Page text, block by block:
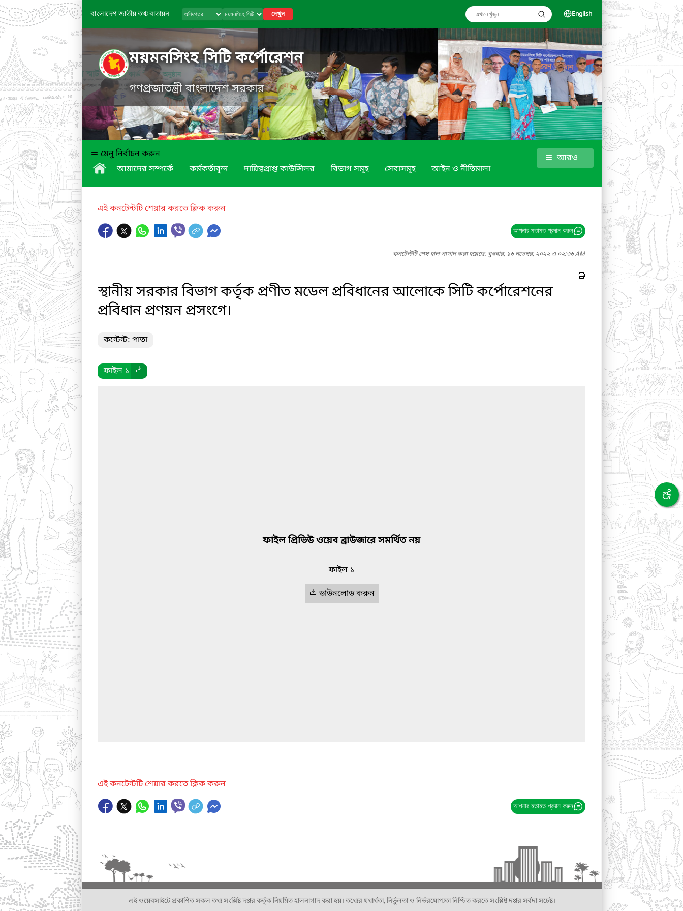
বাংলাদেশ জাতীয় তথ্য বাতায়ন দেখুন English
ময়মনসিংহ সিটি কর্পোরেশন
গণপ্রজাতন্ত্রী বাংলাদেশ সরকার
মেনু নির্বাচন করুন
আমাদের সম্পর্কে
কর্মকর্তাবৃন্দ দায়িত্বপ্রাপ্ত কাউন্সিলর বিভাগ সমূহ সেবাসমূহ আইন ও নীতিমালা
আরও
এই কনটেন্টটি শেয়ার করতে ক্লিক করুন
আপনার মতামত প্রদান করুন
কনটেন্টটি শেষ হাল-নাগাদ করা হয়েছে: বুধবার, ১৬ নভেম্বর, ২০২২ এ ০২:৩৬ AM
স্থানীয় সরকার বিভাগ কর্তৃক প্রণীত মডেল প্রবিধানের আলোকে সিটি কর্পোরেশনের
প্রবিধান প্রণয়ন প্রসংগে।
কন্টেন্ট: পাতা
ফাইল ১
ফাইল প্রিভিউ ওয়েব ব্রাউজারে সমর্থিত নয়
ফাইল ১
ডাউনলোড করুন
এই কনটেন্টটি শেয়ার করতে ক্লিক করুন
আপনার মতামত প্রদান করুন
এই ওয়েবসাইটে প্রকাশিত সকল তথ্য সংশ্লিষ্ট দপ্তর কর্তৃক নিয়মিত হালনাগাদ করা হয়। তথ্যের যথার্থতা, নির্ভুলতা ও নির্ভরযোগ্যতা নিশ্চিত করতে সংশ্লিষ্ট দপ্তর সর্বদা সচেষ্ট।